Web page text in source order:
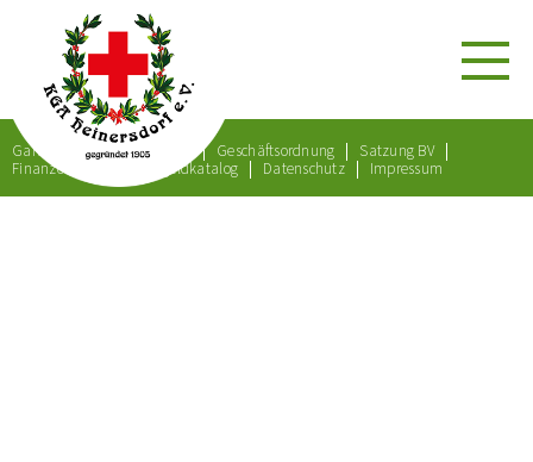
Gartenordnung Satzung Geschäftsordnung
Satzung BV
Finanzordnung
Bußgeldkatalog Datenschutz Impressum